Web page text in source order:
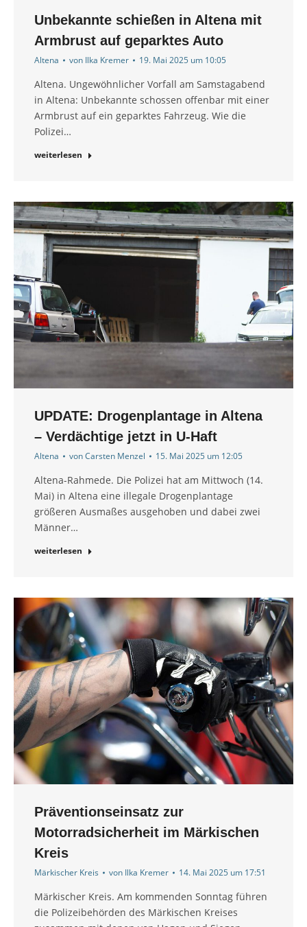
Unbekannte schießen in Altena mit
Armbrust auf geparktes Auto
Altena von Ilka Kremer 19. Mai 2025 um 10:05
Altena. Ungewöhnlicher Vorfall am Samstagabend
in Altena: Unbekannte schossen offenbar mit einer
Armbrust auf ein geparktes Fahrzeug. Wie die
Polizei…
weiterlesen
UPDATE: Drogenplantage in Altena
– Verdächtige jetzt in U-Haft
Altena vonCarsten Menzel 15. Mai 2025 um 12:05
Altena-Rahmede. Die Polizei hat am Mittwoch (14.
Mai) in Altena eine illegale Drogenplantage
größeren Ausmaßes ausgehoben und dabei zwei
Männer…
weiterlesen
Präventionseinsatz zur
Motorradsicherheit im Märkischen
Kreis
Märkischer Kreis von Ilka Kremer 14. Mai 2025 um 17:51
Märkischer Kreis. Am kommenden Sonntag führen
die Polizeibehörden des Märkischen Kreises